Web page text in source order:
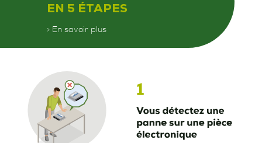
EN 5 ÉTAPES
> En savoir plus